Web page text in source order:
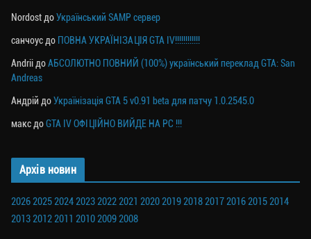
Nordost доУкраїнський SAMP сервер
санчоус до ПОВНА УКРАЇНІЗАЦІЯ GTA IV!!!!!!!!!!!!
Andrii доАБСОЛЮТНО ПОВНИЙ (100%) український переклад GTA: San
Andreas
Андрій доУкраїнізація GTA 5 v0.91 beta для патчу 1.0.2545.0
макс доGTA IV ОФІЦІЙНО ВИЙДЕ НА PC !!!
Архів новин
202620252024202320222021 2020201920182017201620152014
201320122011 201020092008